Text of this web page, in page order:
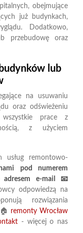
obejmujące
już budynkach,
Dodatkowo,
przebudowę oraz
lub
na usuwaniu
oraz odświeżeniu
prace z
z użyciem
usług remontowo-
pod numerem
e-mail 📧
odpowiedzą na
rozwiązania
🏠 remonty Wrocław
- ​​​​​​​więcej o nas